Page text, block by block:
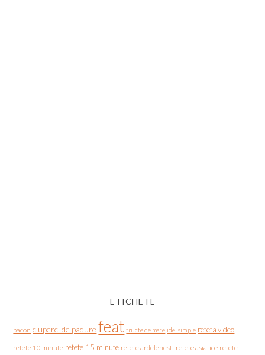
ETICHETE
bacon ciuperci de padure feat fructe de mare idei simple reteta video
retete 10 minute retete 15 minute retete ardelenesti retete asiatice retete